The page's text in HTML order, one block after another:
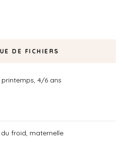
DE FICHIERS
4/6 ans
du froid, maternelle